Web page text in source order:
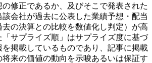
修正であるか、及びそこで発表された
会社が過去に公表した業績予想・配当
の決算との比較を数値化し判定）が高
サプライズ順」はサプライズ度に基づ
掲載しているものであり、記事に掲載
将来の価値の動向を示唆あるいは保証す